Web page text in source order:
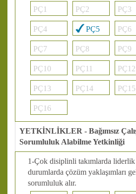
PÇ1
PÇ2 PÇ3
PÇ4 PÇ5 PÇ6
PÇ7 PÇ8 PÇ9
PÇ10 PÇ11 PÇ12
PÇ13 PÇ14 PÇ15
PÇ16
YETKİNLİKLER - Bağımsız
Sorumluluk Alabilme Yetkinliği
1-Çok disiplinli takımlarda liderlik
durumlarda çözüm yaklaşımları
sorumluluk alır.